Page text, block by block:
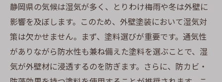
静岡県の気候は湿気が多く、とりわけ梅雨や冬は外壁に
影響を及ぼします。このため、外壁塗装において湿気対
策は欠かせません。まず、塗料選びが重要です。通気性
がありながら防水性も兼ね備えた塗料を選ぶことで、湿
気が外壁材に浸透するのを防ぎます。さらに、防カビ・